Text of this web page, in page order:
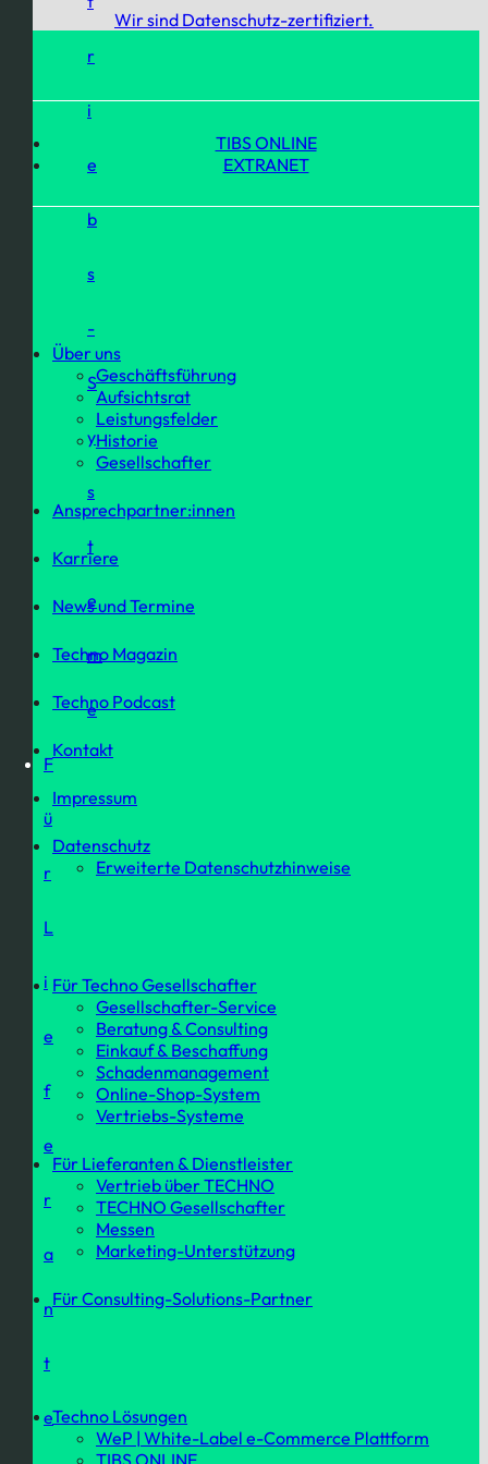
r
i
e
b
s
-
S
y
s
t
e
m
e
F
ü
r
L
i
e
f
e
r
a
n
t
e
Wir sind Datenschutz-zertifiziert.
TIBS ONLINE
EXTRANET
Über uns
Geschäftsführung
Aufsichtsrat
Leistungsfelder
Historie
Gesellschafter
Ansprechpartner:innen
Karriere
News und Termine
Techno Magazin
Techno Podcast
Kontakt
Impressum
Datenschutz
Erweiterte Datenschutzhinweise
Für Techno Gesellschafter
Gesellschafter-Service
Beratung & Consulting
Einkauf & Beschaffung
Schadenmanagement
Online-Shop-System
Vertriebs-Systeme
Für Lieferanten & Dienstleister
Vertrieb über TECHNO
TECHNO Gesellschafter
Messen
Marketing-Unterstützung
Für Consulting-Solutions-Partner
Techno Lösungen
WeP | White-Label e-Commerce Plattform
TIBS ONLINE